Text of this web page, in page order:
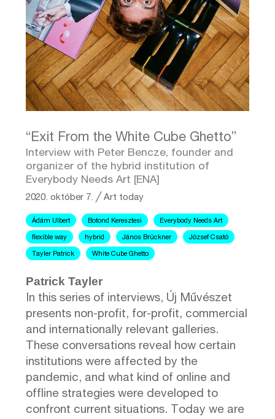
“Exit From the White Cube Ghetto”
Interview with Peter Bencze, founder and
organizer of the hybrid institution of
Everybody Needs Art [ENA]
2020. október 7. ╱Art today
Ádám Ulbert Botond Keresztesi Everybody Needs Art
flexible way hybrid János Brückner József Csató
Tayler Patrick White Cube Ghetto
Patrick Tayler
In this series of interviews, Új Művészet
presents non-profit, for-profit, commercial
and internationally relevant galleries.
These conversations reveal how certain
institutions were affected by the
pandemic, and what kind of online and
offline strategies were developed to
confront current situations. Today we are